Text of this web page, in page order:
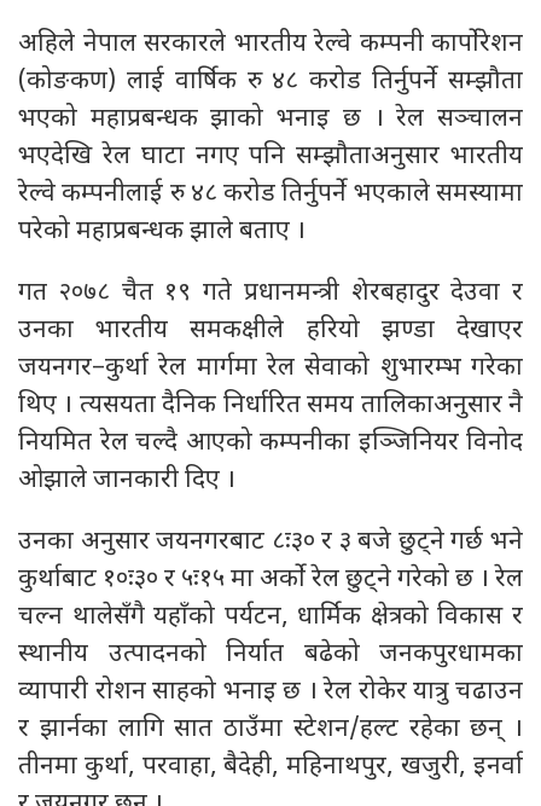
अहिले नेपाल सरकारले भारतीय रेल्वे कम्पनी कार्पाेरेशन
(कोङकण) लाई वार्षिक रु ४८ करोड तिर्नुपर्ने सम्झौता
भएको महाप्रबन्धक झाको भनाइ छ । रेल सञ्चालन
भएदेखि रेल घाटा नगए पनि सम्झौताअनुसार भारतीय
रेल्वे कम्पनीलाई रु ४८ करोड तिर्नुपर्ने भएकाले समस्यामा
परेको महाप्रबन्धक झाले बताए ।
गत २०७८ चैत १९ गते प्रधानमन्त्री शेरबहादुर देउवा र
उनका भारतीय समकक्षीले हरियो झण्डा देखाएर
जयनगर–कुर्था रेल मार्गमा रेल सेवाको शुभारम्भ गरेका
थिए । त्यसयता दैनिक निर्धारित समय तालिकाअनुसार नै
नियमित रेल चल्दै आएको कम्पनीका इञ्जिनियर विनोद
ओझाले जानकारी दिए ।
उनका अनुसार जयनगरबाट ८ः३० र ३ बजे छुट्ने गर्छ भने
कुर्थाबाट १०ः३० र ५ः१५ मा अर्काे रेल छुट्ने गरेको छ । रेल
चल्न थालेसँगै यहाँको पर्यटन, धार्मिक क्षेत्रको विकास र
स्थानीय उत्पादनको निर्यात बढेको जनकपुरधामका
व्यापारी रोशन साहको भनाइ छ । रेल रोकेर यात्रु चढाउन
र झार्नका लागि सात ठाउँमा स्टेशन/हल्ट रहेका छन् ।
तीनमा कुर्था, परवाहा, बैदेही, महिनाथपुर, खजुरी, इनर्वा